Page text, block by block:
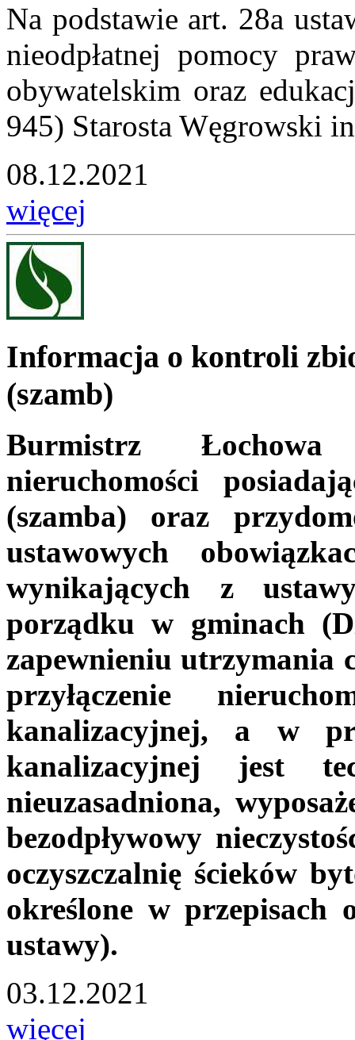
Na podstawie art. 28a
nieodpłatnej pomocy
obywatelskim oraz
945) Starosta Węgrowski
08.12.2021
więcej
Informacja o kontroli
(szamb)
Burmistrz Łochowa
nieruchomości
(szamba) oraz
ustawowych
wynikających z
porządku w gminach
zapewnieniu utrzymania
przyłączenie
kanalizacyjnej, a w
kanalizacyjnej jest
nieuzasadniona,
bezodpływowy
oczyszczalnię ścieków
określone w
ustawy).
03.12.2021
więcej